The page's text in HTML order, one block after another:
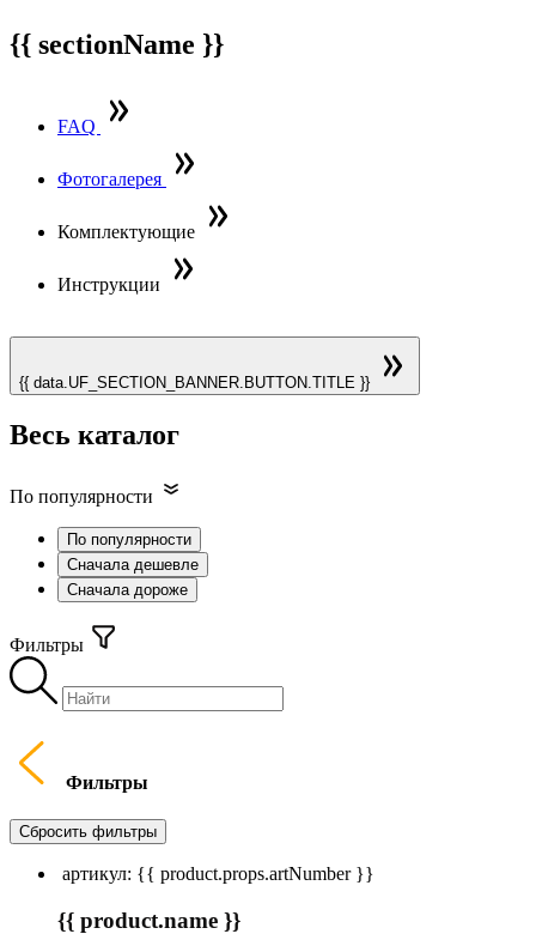
{{ sectionName }}
FAQ
Фотогалерея
Комплектующие
Инструкции
{{ data.UF_SECTION_BANNER.BUTTON.TITLE }}
Весь каталог
По популярности
По популярности
Сначала дешевле
Сначала дороже
Фильтры
Фильтры
Сбросить фильтры
артикул: {{ product.props.artNumber }}
{{ product.name }}